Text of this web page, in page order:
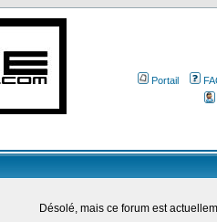
Portail
Désolé, mais ce forum est